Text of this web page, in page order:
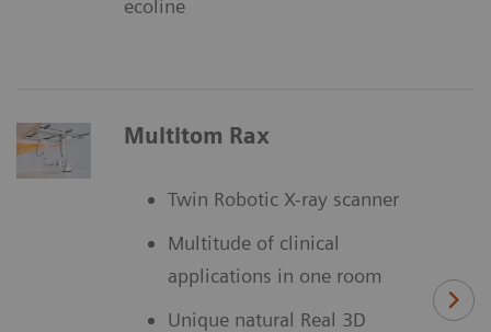
ecoline
Multitom Rax
Twin Robotic X-ray scanner
Multitude of clinical
applications in one room
Unique natural Real 3D